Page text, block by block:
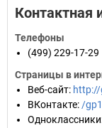
Контактная
Телефоны
(499) 229-17-29
Страницы в
Веб-сайт:
ВКонтакте: /
Одноклассники